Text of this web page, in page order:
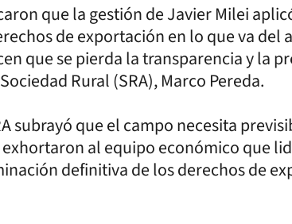
que la gestión de Javier Milei
de exportación en lo que va del
que se pierda la transparencia y la
Rural (SRA), Marco Pereda.
subrayó que el campo necesita
al equipo económico que
definitiva de los derechos de